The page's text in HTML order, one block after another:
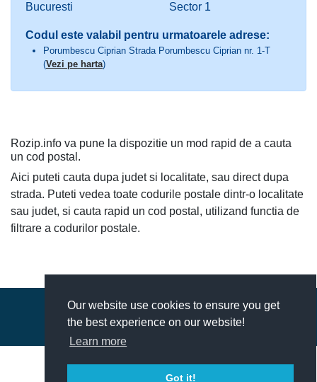
Our website use cookies to ensure you get
the best experience on our website!
Learn more
Got it!
Bucuresti
Sector 1
Codul este valabil pentru urmatoarele adrese:
Porumbescu Ciprian Strada Porumbescu Ciprian nr. 1-T
(Vezi pe harta)
Rozip.info va pune la dispozitie un mod rapid de a cauta
un cod postal.
Aici puteti cauta dupa judet si localitate, sau direct dupa
strada. Puteti vedea toate codurile postale dintr-o localitate
sau judet, si cauta rapid un cod postal, utilizand functia de
filtrare a codurilor postale.
© 2018-2026 - ROZip.info Coduri Postale Romania
Contact|Termeni si conditii